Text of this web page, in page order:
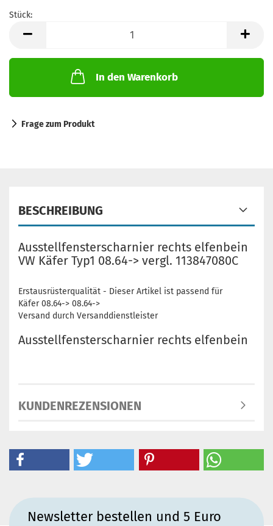
Stück:
In den Warenkorb
Frage zum Produkt
BESCHREIBUNG
Ausstellfensterscharnier rechts elfenbein
VW Käfer Typ1 08.64-> vergl. 113847080C
Erstausrüsterqualität - Dieser Artikel ist passend für
Käfer 08.64-> 08.64->
Versand durch Versanddienstleister
Ausstellfensterscharnier rechts elfenbein
KUNDENREZENSIONEN
Newsletter bestellen und 5 Euro